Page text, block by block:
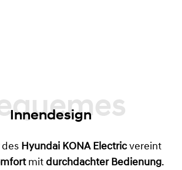
Bequemes
Innendesign
des Hyundai KONA Electricvereint
mit durchdachter Bedienung.